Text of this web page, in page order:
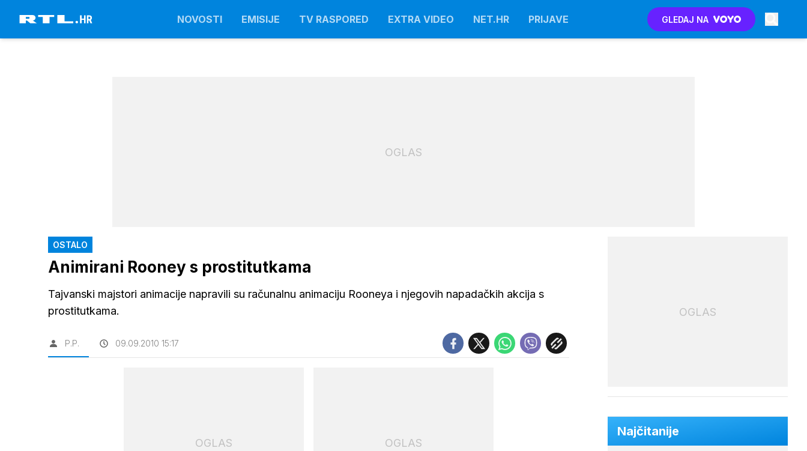
NOVOSTI EMISIJE TV RASPORED EXTRA VIDEO NET.HR PRIJAVE GLEDAJ NA
OGLAS
OSTALO
Animirani Rooney s prostitutkama
Tajvanski majstori animacije napravili su računalnu animaciju Rooneya i njegovih napadačkih akcija s
prostitutkama.
P.P. 09.09.2010 15:17
OGLAS OGLAS
OGLAS
Najčitanije